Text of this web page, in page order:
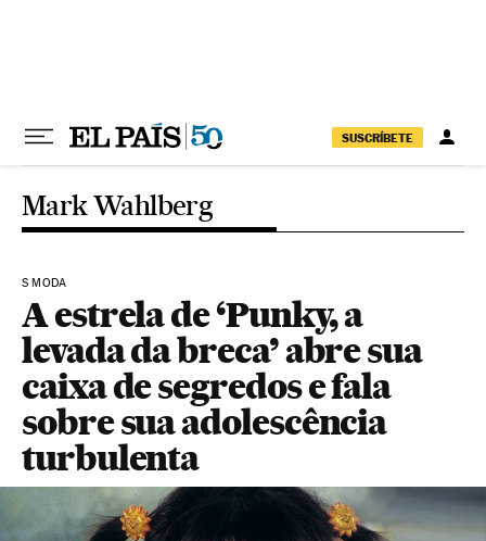
SUSCRÍBETE
Mark Wahlberg
S MODA
A estrela de ‘Punky, a
levada da breca’ abre sua
caixa de segredos e fala
sobre sua adolescência
turbulenta